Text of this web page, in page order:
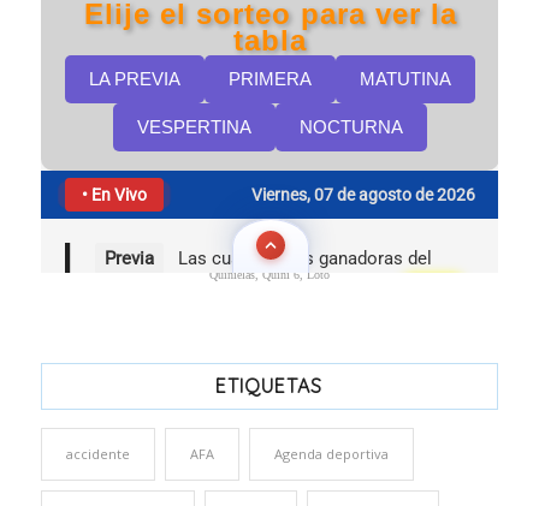
Quinielas, Quini 6, Loto
ETIQUETAS
accidente AFA Agenda deportiva